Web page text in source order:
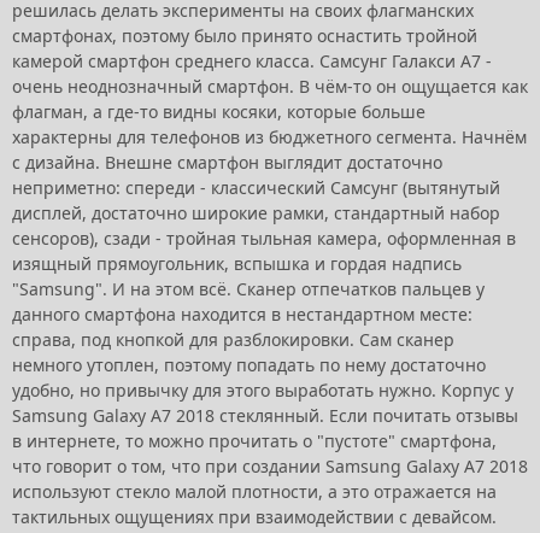
решилась делать эксперименты на своих флагманских
смартфонах, поэтому было принято оснастить тройной
камерой смартфон среднего класса. Самсунг Галакси А7 -
очень неоднозначный смартфон. В чём-то он ощущается как
флагман, а где-то видны косяки, которые больше
характерны для телефонов из бюджетного сегмента. Начнём
с дизайна. Внешне смартфон выглядит достаточно
неприметно: спереди - классический Самсунг (вытянутый
дисплей, достаточно широкие рамки, стандартный набор
сенсоров), сзади - тройная тыльная камера, оформленная в
изящный прямоугольник, вспышка и гордая надпись
"Samsung". И на этом всё. Сканер отпечатков пальцев у
данного смартфона находится в нестандартном месте:
справа, под кнопкой для разблокировки. Сам сканер
немного утоплен, поэтому попадать по нему достаточно
удобно, но привычку для этого выработать нужно. Корпус у
Samsung Galaxy A7 2018 стеклянный. Если почитать отзывы
в интернете, то можно прочитать о "пустоте" смартфона,
что говорит о том, что при создании Samsung Galaxy A7 2018
используют стекло малой плотности, а это отражается на
тактильных ощущениях при взаимодействии с девайсом.